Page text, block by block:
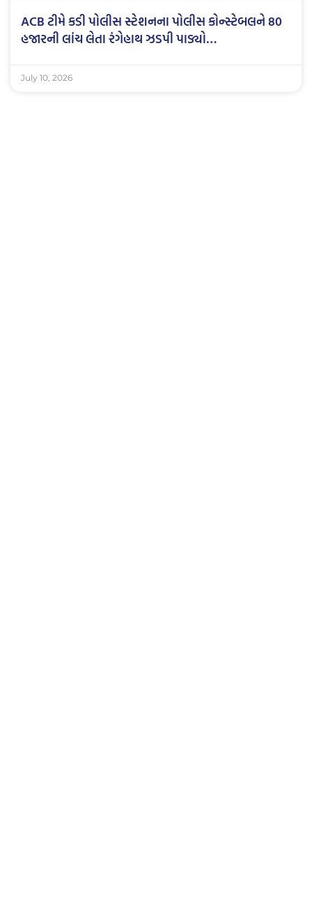
ACB ટીમે કડી પોલીસ સ્ટેશનના પોલીસ કોન્સ્ટેબલને 80
હજારની લાંચ લેતા રંગેહાથ ઝડપી પાડ્યો…
July 10, 2026